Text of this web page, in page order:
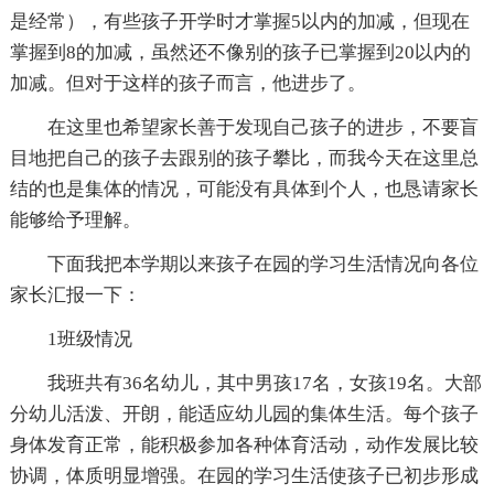
是经常），有些孩子开学时才掌握5以内的加减，但现在
掌握到8的加减，虽然还不像别的孩子已掌握到20以内的
加减。但对于这样的孩子而言，他进步了。
在这里也希望家长善于发现自己孩子的进步，不要盲
目地把自己的孩子去跟别的孩子攀比，而我今天在这里总
结的也是集体的情况，可能没有具体到个人，也恳请家长
能够给予理解。
下面我把本学期以来孩子在园的学习生活情况向各位
家长汇报一下：
1班级情况
我班共有36名幼儿，其中男孩17名，女孩19名。大部
分幼儿活泼、开朗，能适应幼儿园的集体生活。每个孩子
身体发育正常，能积极参加各种体育活动，动作发展比较
协调，体质明显增强。在园的学习生活使孩子已初步形成